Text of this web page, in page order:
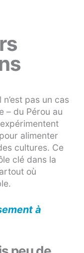
pas un cas
– du Pérou au
alimenter
cultures. Ce
clé dans la
où
à